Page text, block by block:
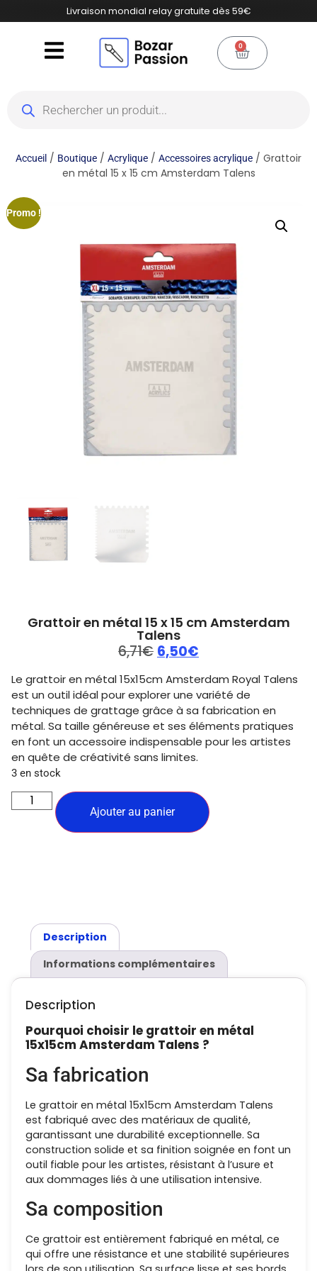
Livraison mondial relay gratuite dès 59€
0
Accueil / Boutique / Acrylique / Accessoires acrylique / Grattoir
en métal 15 x 15 cm Amsterdam Talens
Promo !
Grattoir en métal 15 x 15 cm Amsterdam
Talens
6,71€ 6,50€
Le grattoir en métal 15x15cm Amsterdam Royal Talens
est un outil idéal pour explorer une variété de
techniques de grattage grâce à sa fabrication en
métal. Sa taille généreuse et ses éléments pratiques
en font un accessoire indispensable pour les artistes
en quête de créativité sans limites.
3 en stock
Ajouter au panier
Description
Informations complémentaires
Description
Pourquoi choisir le grattoir en métal
15x15cm Amsterdam Talens ?
Sa fabrication
Le grattoir en métal 15x15cm Amsterdam Talens
est fabriqué avec des matériaux de qualité,
garantissant une durabilité exceptionnelle. Sa
construction solide et sa finition soignée en font un
outil fiable pour les artistes, résistant à l’usure et
aux dommages liés à une utilisation intensive.
Sa composition
Ce grattoir est entièrement fabriqué en métal, ce
qui offre une résistance et une stabilité supérieures